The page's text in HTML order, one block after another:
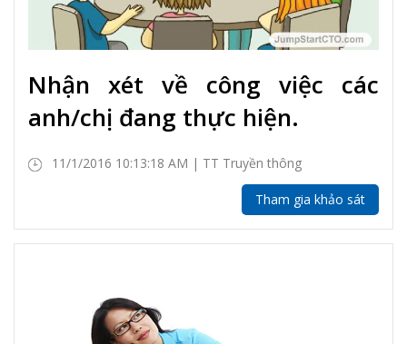
Nhận xét về công việc các
anh/chị đang thực hiện.
11/1/2016 10:13:18 AM | TT Truyền thông
Tham gia khảo sát